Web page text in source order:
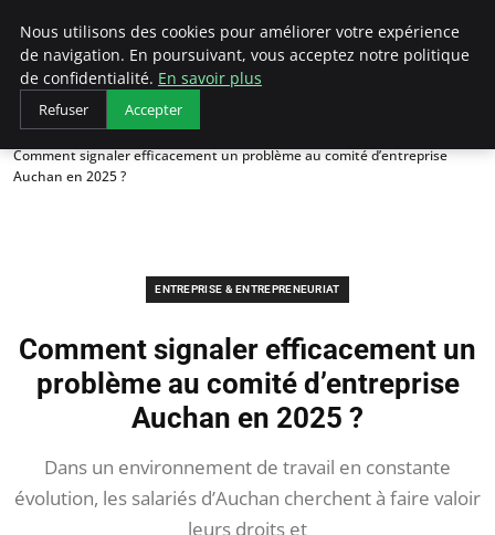
LECFCM
Accueil
Entreprise & Entrepreneuriat
Comment signaler efficacement un problème au comité d’entreprise
Auchan en 2025 ?
ENTREPRISE & ENTREPRENEURIAT
Comment signaler efficacement un
problème au comité d’entreprise
Auchan en 2025 ?
Dans un environnement de travail en constante
évolution, les salariés d’Auchan cherchent à faire valoir
leurs droits et
Nous utilisons des cookies pour améliorer votre expérience
de navigation. En poursuivant, vous acceptez notre politique
de confidentialité. En savoir plus
Refuser Accepter